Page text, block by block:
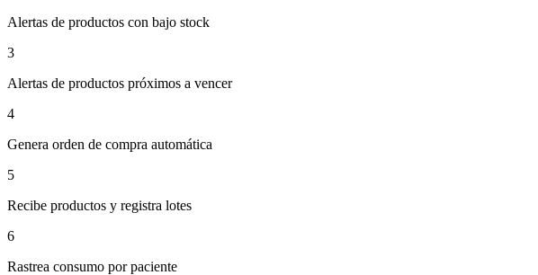
Alertas de productos con bajo stock
3
Alertas de productos próximos a vencer
4
Genera orden de compra automática
5
Recibe productos y registra lotes
6
Rastrea consumo por paciente